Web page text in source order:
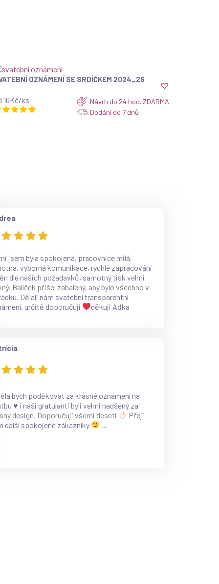
ZOBRAZIT
OZNÁMENÍ SE SRDÍČKEM 2024_26
16Kč/ks
Návrh do 24 hod. ZDARMA
Dodání do 7 dnů
jsem byla spokojená, pracovnice milá,
výborná komunikace, rychlé zapracování
dle našich požadavků, samotný tisk velmi
Balíček přišel zabalený, aby bylo všechno v
Dělali nám svatební transparentní
určitě doporučuji
děkuji Aďka
bych poděkovat za krásné oznámení na
♥️ i naši gratulanti byli velmi nadšený za
design. Doporučuji všemi deseti
Přeji
další spokojené zákazníky
…